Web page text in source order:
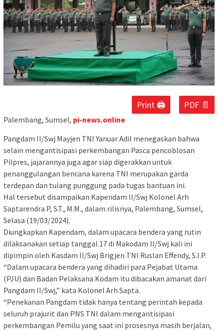
Print 🖨 PDF 📄
Palembang, Sumsel, pi-news.online
Pangdam II/Swj Mayjen TNI Yanuar Adil menegaskan bahwa
selain mengantisipasi perkembangan Pasca pencoblosan
Pilpres, jajarannya juga agar siap digerakkan untuk
penanggulangan bencana karena TNI merupakan garda
terdepan dan tulang punggung pada tugas bantuan ini.
Hal tersebut disampaikan Kapendam II/Swj Kolonel Arh
Saptarendra P, S.T., M.M., dalam rilisnya, Palembang, Sumsel,
Selasa (19/03/2024).
Diungkapkan Kapendam, dalam upacara bendera yang rutin
dilaksanakan setiap tanggal 17 di Makodam II/Swj kali ini
dipimpin oleh Kasdam II/Swj Brigjen TNI Ruslan Effendy, S.I.P.
“Dalam upacara bendera yang dihadiri para Pejabat Utama
(PJU) dan Badan Pelaksana Kodam itu dibacakan amanat dari
Pangdam II/Swj,” kata Kolonel Arh Sapta.
“Penekanan Pangdam tidak hanya tentang perintah kepada
seluruh prajurit dan PNS TNI dalam mengantisipasi
perkembangan Pemilu yang saat ini prosesnya masih berjalan,